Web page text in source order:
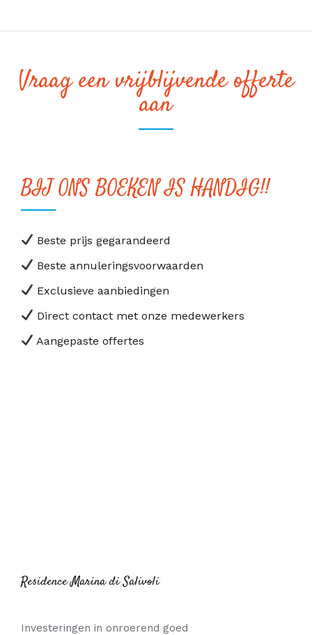
Vraag een vrijblijvende offerte
aan
BIJ ONS BOEKEN IS HANDIG!!
Beste prijs gegarandeerd
Beste annuleringsvoorwaarden
Exclusieve aanbiedingen
Direct contact met onze medewerkers
Aangepaste offertes
Residence Marina di Salivoli
Investeringen in onroerend goed